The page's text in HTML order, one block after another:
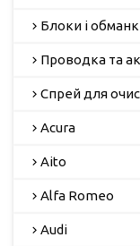
Блоки і
Проводка та
Спрей для
Acura
Aito
Alfa Romeo
Audi